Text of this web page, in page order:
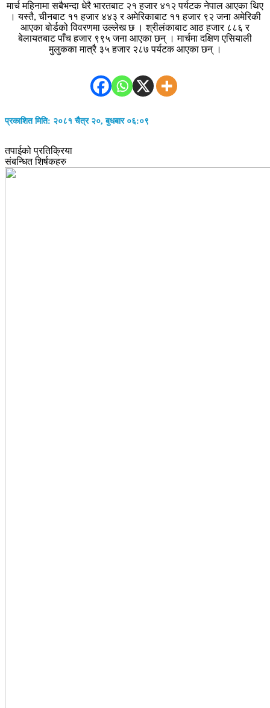
मार्च महिनामा सबैभन्दा धेरै भारतबाट २१ हजार ४१२ पर्यटक नेपाल आएका थिए
। यस्तै, चीनबाट ११ हजार ४४३ र अमेरिकाबाट ११ हजार ९२ जना अमेरिकी
आएका बोर्डको विवरणमा उल्लेख छ । श्रीलंकाबाट आठ हजार ८८६ र
बेलायतबाट पाँच हजार ९९५ जना आएका छन् । मार्चमा दक्षिण एसियाली
मुलुकका मात्रै ३५ हजार २८७ पर्यटक आएका छन् ।
प्रकाशित मिति: २०८१ चैत्र २०, बुधबार ०६:०९
तपाईको प्रतिक्रिया
संबन्धित शिर्षकहरु